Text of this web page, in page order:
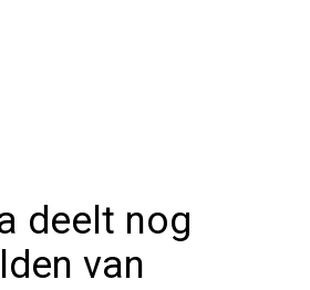
deelt nog
van